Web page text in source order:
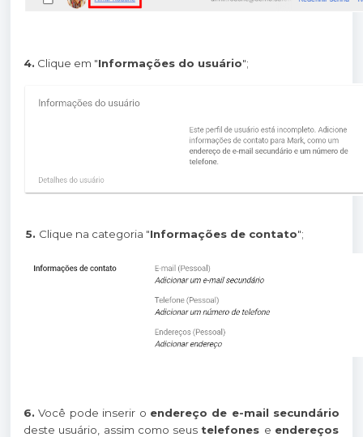
4. Clique em "Informações do usuário";
5. Clique na categoria "Informações de contato";
6. Você pode inserir o endereço de e-mail secundário
deste usuário, assim como seus telefones e endereços